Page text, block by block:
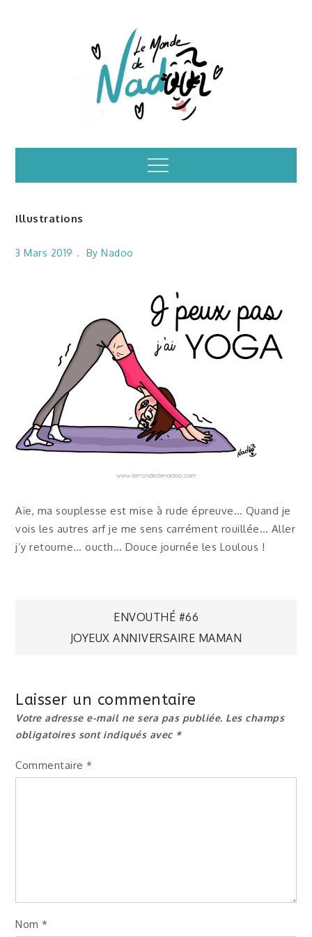
Illustrations – le
monde de Nadoo
Menu
Illustrations
3 Mars 2019 ByNadoo
Aïe, ma souplesse est mise à rude épreuve… Quand je
vois les autres arf je me sens carrément rouillée… Aller
j’y retourne… oucth… Douce journée les Loulous !
Navigation
l’article
ENVOUTHÉ #66
JOYEUX ANNIVERSAIRE MAMAN
Laisser un commentaire
Votre adresse e-mail ne sera pas publiée. Les champs
obligatoires sont indiqués avec *
Commentaire*
Nom*